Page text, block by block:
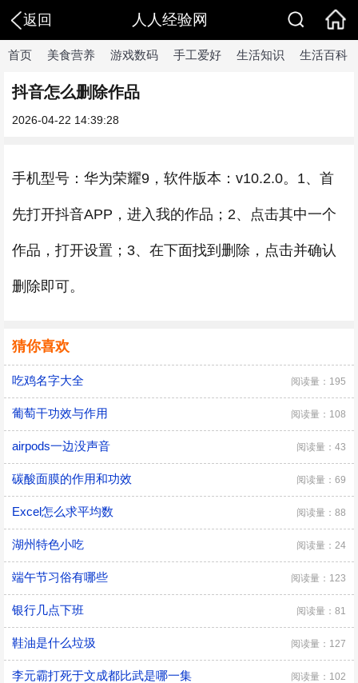
返回 人人经验网
首页 美食营养 游戏数码 手工爱好 生活知识 生活百科
抖音怎么删除作品
2026-04-22 14:39:28
手机型号：华为荣耀9，软件版本：v10.2.0。1、首
先打开抖音APP，进入我的作品；2、点击其中一个
作品，打开设置；3、在下面找到删除，点击并确认
删除即可。
猜你喜欢
吃鸡名字大全 阅读量：195
葡萄干功效与作用 阅读量：108
airpods一边没声音 阅读量：43
碳酸面膜的作用和功效 阅读量：69
Excel怎么求平均数 阅读量：88
湖州特色小吃 阅读量：24
端午节习俗有哪些 阅读量：123
银行几点下班 阅读量：81
鞋油是什么垃圾 阅读量：127
李元霸打死于文成都比武是哪一集 阅读量：102